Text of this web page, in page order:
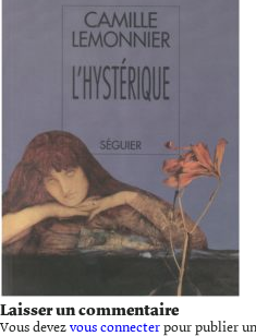
Laisser un commentaire
Vous devez vous connecter pour publier